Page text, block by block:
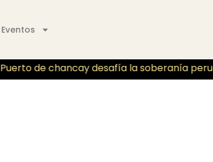
Eventos
Puerto de chancay desafía la soberanía